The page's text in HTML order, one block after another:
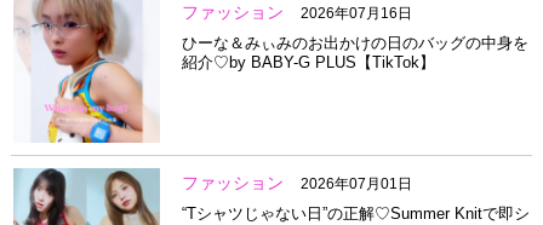
ファッション 2026年07月16日
ひーな＆みぃみのお出かけの日のバッグの中身を
紹介♡by BABY-G PLUS【TikTok】
ファッション 2026年07月01日
“Tシャツじゃない日”の正解♡Summer Knitで即シ